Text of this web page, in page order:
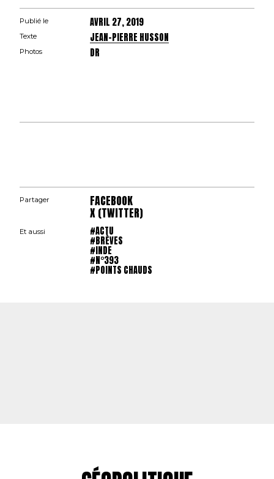
Publié le AVRIL 27, 2019
Texte JEAN-PIERRE HUSSON
Photos DR
Partager FACEBOOK
X (TWITTER)
Et aussi #ACTU
#BRÈVES
#INDE
#N°393
#POINTS CHAUDS